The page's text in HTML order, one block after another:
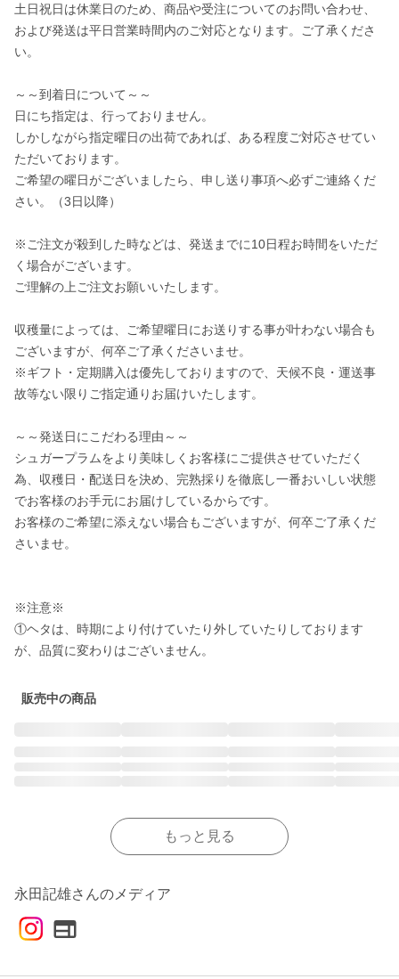
土日祝日は休業日のため、商品や受注についてのお問い合わせ、
および発送は平日営業時間内のご対応となります。ご了承くださ
い。
～～到着日について～～
日にち指定は、行っておりません。
しかしながら指定曜日の出荷であれば、ある程度ご対応させてい
ただいております。
ご希望の曜日がございましたら、申し送り事項へ必ずご連絡くだ
さい。（3日以降）
※ご注文が殺到した時などは、発送までに10日程お時間をいただ
く場合がございます。
ご理解の上ご注文お願いいたします。
収穫量によっては、ご希望曜日にお送りする事が叶わない場合も
ございますが、何卒ご了承くださいませ。
※ギフト・定期購入は優先しておりますので、天候不良・運送事
故等ない限りご指定通りお届けいたします。
～～発送日にこだわる理由～～
シュガープラムをより美味しくお客様にご提供させていただく
為、収穫日・配送日を決め、完熟採りを徹底し一番おいしい状態
でお客様のお手元にお届けしているからです。
お客様のご希望に添えない場合もございますが、何卒ご了承くだ
さいませ。
※注意※
①ヘタは、時期により付けていたり外していたりしております
が、品質に変わりはございません。
販売中の商品
もっと見る
永田記雄さんのメディア